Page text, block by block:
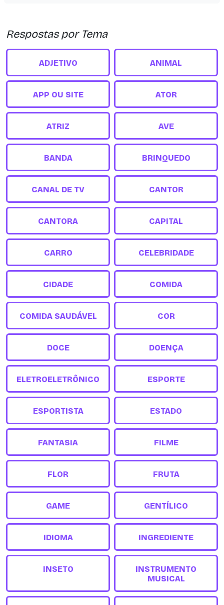
Respostas por Tema
ADJETIVO ANIMAL
APP OU SITE ATOR
ATRIZ AVE
BANDA BRINQUEDO
CANAL DE TV CANTOR
CANTORA CAPITAL
CARRO CELEBRIDADE
CIDADE COMIDA
COMIDA SAUDÁVEL COR
DOCE DOENÇA
ELETROELETRÔNICO ESPORTE
ESPORTISTA ESTADO
FANTASIA FILME
FLOR FRUTA
GAME GENTÍLICO
IDIOMA INGREDIENTE
INSETO
INSTRUMENTO
MUSICAL